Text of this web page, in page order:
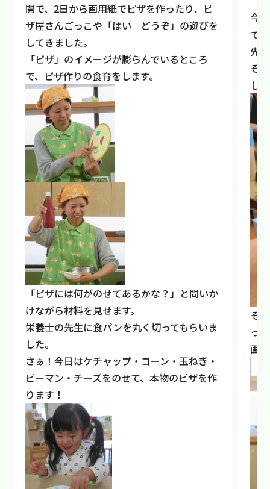
開で、2日から画用紙でピザを作ったり、ピ
ザ屋さんごっこや「はい どうぞ」の遊びを
してきました。
「ピザ」のイメージが膨らんでいるところ
で、ピザ作りの食育をします。
「ピザには何がのせてあるかな？」と問いか
けながら材料を見せます。
栄養士の先生に食パンを丸く切ってもらいま
した。
さぁ！今日はケチャップ・コーン・玉ねぎ・
ピーマン・チーズをのせて、本物のピザを作
ります！
今
で
先
ぞ
し
そ
っ
画